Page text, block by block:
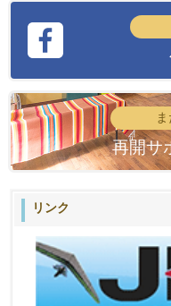
再開サ
リンク